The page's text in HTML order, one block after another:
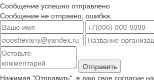
Сообщение успешно отправлено
Сообщение не отправно, ошибка
Нажимая "Отправить", я даю свое согласие на